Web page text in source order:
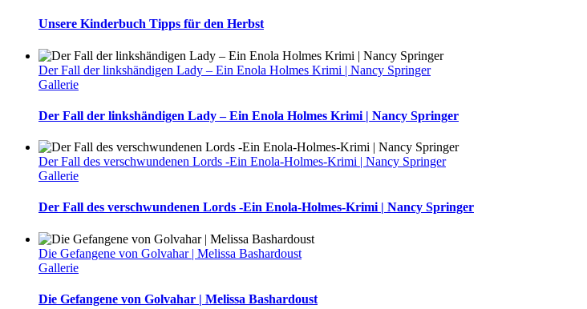
Unsere Kinderbuch Tipps für den Herbst
Der Fall der linkshändigen Lady – Ein Enola Holmes Krimi | Nancy Springer
Gallerie
Der Fall der linkshändigen Lady – Ein Enola Holmes Krimi | Nancy Springer
Der Fall des verschwundenen Lords -Ein Enola-Holmes-Krimi | Nancy Springer
Gallerie
Der Fall des verschwundenen Lords -Ein Enola-Holmes-Krimi | Nancy Springer
Die Gefangene von Golvahar | Melissa Bashardoust
Gallerie
Die Gefangene von Golvahar | Melissa Bashardoust